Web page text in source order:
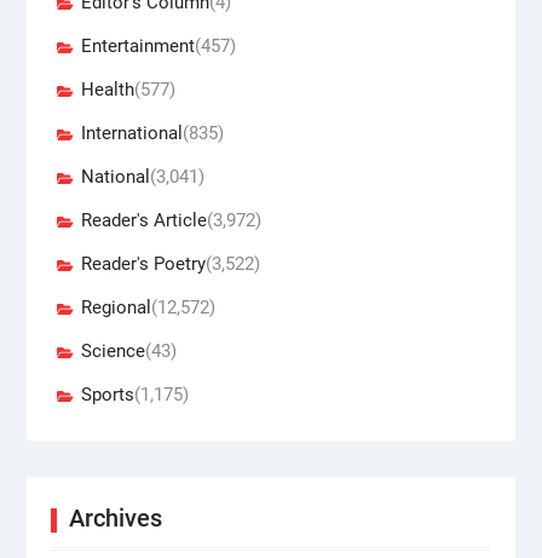
Entertainment(457)
Health(577)
International (835)
National (3,041)
Reader's Article(3,972)
Reader's Poetry(3,522)
Regional (12,572)
Science(43)
Sports(1,175)
Archives